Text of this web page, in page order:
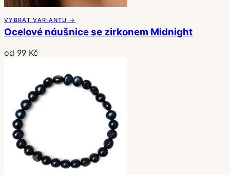
VYBRAT VARIANTU →
Ocelové náušnice se zirkonem Midnight
od 99 Kč